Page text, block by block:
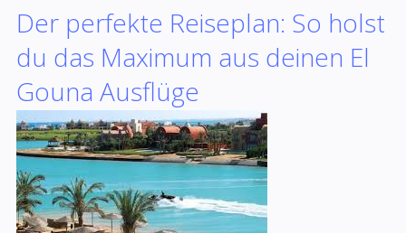
Der perfekte Reiseplan: So holst
du das Maximum aus deinen El
Gouna Ausflüge